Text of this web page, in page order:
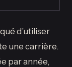
d’utiliser
une carrière.
par année,